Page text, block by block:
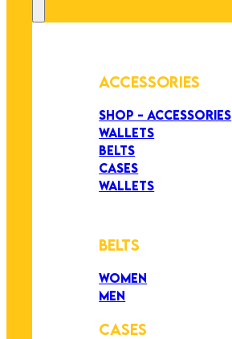
ACCESSORIES
SHOP - ACCESSORIES
WALLETS
BELTS
CASES
WALLETS
BELTS
WOMEN
MEN
CASES